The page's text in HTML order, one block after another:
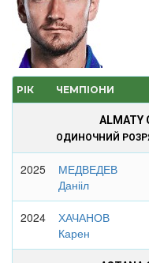
РІК ЧЕМПІОНИ
ALMATY
ОДИНОЧНИЙ
2025
МЕДВЕДЕВ
Данііл
2024
ХАЧАНОВ
Карен